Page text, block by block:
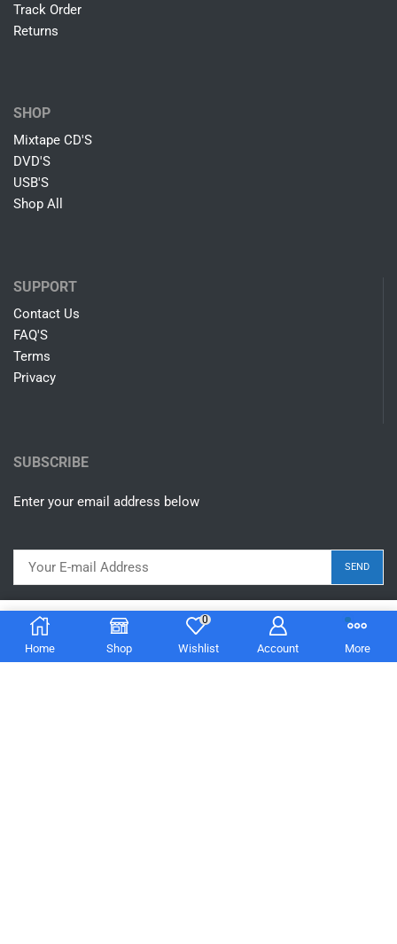
29.99
24.99 Add to cart
Home Shop
0
Wishlist Account More
Track Order
Returns
SHOP
Mixtape CD'S
DVD'S
USB'S
Shop All
SUPPORT
Contact Us
FAQ'S
Terms
Privacy
SUBSCRIBE
Enter your email address below